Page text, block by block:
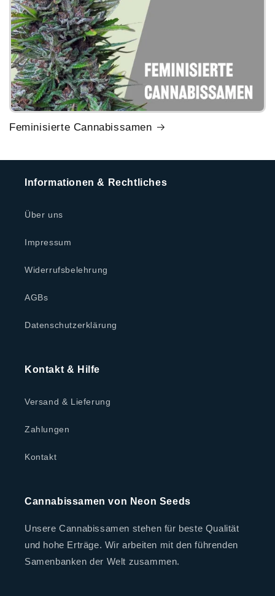
Feminisierte Cannabissamen
Informationen & Rechtliches
Über uns
Impressum
Widerrufsbelehrung
AGBs
Datenschutzerklärung
Kontakt & Hilfe
Versand & Lieferung
Zahlungen
Kontakt
Cannabissamen von Neon Seeds
Unsere Cannabissamen stehen für beste Qualität
und hohe Erträge. Wir arbeiten mit den führenden
Samenbanken der Welt zusammen.